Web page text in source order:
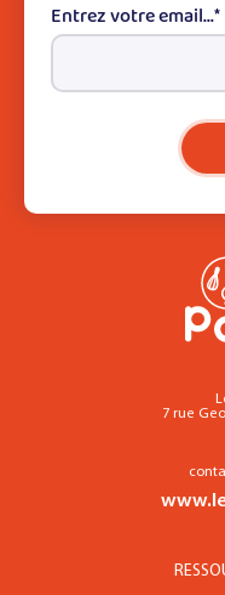
Entrez votre email...*
7 rue